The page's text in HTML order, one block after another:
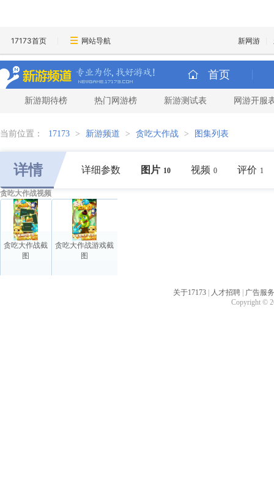
17173首页 网站导航 新网游
首页
新游期待榜 热门网游榜 新游测试表 网游开服
当前位置： 17173 > 新游频道 > 贪吃大作战 > 图集列表
详情 详细参数 图片 10 视频 0 评价 1
贪吃大作战视频
贪吃大作战截
图
贪吃大作战游戏截
图
关于17173 人才招聘
广告服务
Copyright ©